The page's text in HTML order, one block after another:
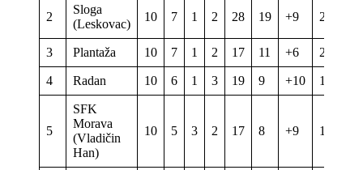
2
Sloga
(Leskovac)
10 7 1 2 28 19 +9 22
3 Plantaža 10 7 1 2 17 11 +6 22
4 Radan 10 6 1 3 19 9 +10 19
5
SFK
Morava
(Vladičin
Han)
10 5 3 2 17 8 +9 18